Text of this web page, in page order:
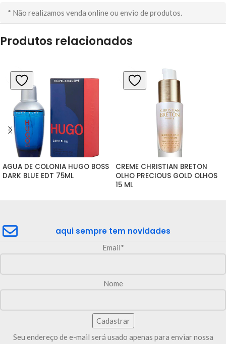
* Não realizamos venda online ou envio de produtos.
Produtos relacionados
AGUA DE COLONIA HUGO BOSS
DARK BLUE EDT 75ML
CREME CHRISTIAN BRETON
OLHO PRECIOUS GOLD OLHOS
15 ML
aqui sempre tem novidades
Email*
Nome
Seu endereço de e-mail será usado apenas para enviar nossa